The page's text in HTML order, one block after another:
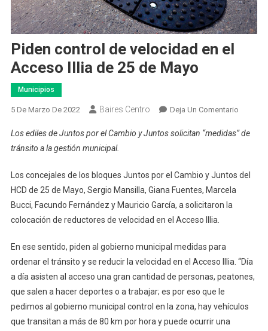
Piden control de velocidad en el
Acceso Illia de 25 de Mayo
Municipios
5 De Marzo De 2022 Baires Centro Deja Un ComentarioEn
Control
En
De
Mayo
Los ediles de Juntos por el Cambio y Juntos solicitan “medidas” de
tránsito a la gestión municipal.
Los concejales de los bloques Juntos por el Cambio y Juntos del
HCD de 25 de Mayo, Sergio Mansilla, Giana Fuentes, Marcela
Bucci, Facundo Fernández y Mauricio García, a solicitaron la
colocación de reductores de velocidad en el Acceso Illia.
En ese sentido, piden al gobierno municipal medidas para
ordenar el tránsito y se reducir la velocidad en el Acceso Illia. “Día
a día asisten al acceso una gran cantidad de personas, peatones,
que salen a hacer deportes o a trabajar; es por eso que le
pedimos al gobierno municipal control en la zona, hay vehículos
que transitan a más de 80 km por hora y puede ocurrir una